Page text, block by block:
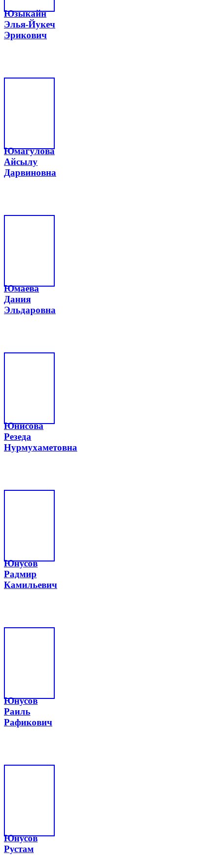
Юзыкайн
Элья-Йукеч
Эрикович
Юмагулова
Айсылу
Дарвиновна
Юмаева
Дания
Эльдаровна
Юнисова
Резеда
Нурмухаметовна
Юнусов
Радмир
Камильевич
Юнусов
Раиль
Рафикович
Юнусов
Рустам